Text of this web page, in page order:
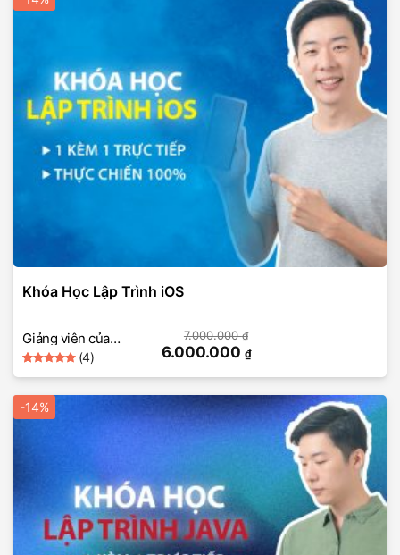
ratings
Khóa Học Lập Trình iOS
Giảng viên của
SkillMall
based on
customer
ratings
(4)
7.000.000₫
6.000.000 ₫
-14%